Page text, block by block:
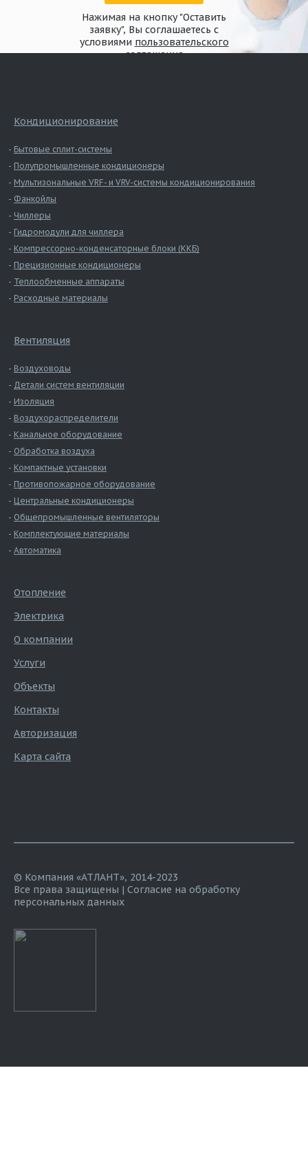
Нажимая на кнопку "Оставить
заявку", Вы соглашаетесь с
условиями пользовательского
соглашения
Кондиционирование
Бытовые сплит-системы
Полупромышленные кондиционеры
Мультизональные VRF- и VRV-системы кондиционирования
Фанкойлы
Чиллеры
Гидромодули для чиллера
Компрессорно-конденсаторные блоки (ККБ)
Прецизионные кондиционеры
Теплообменные аппараты
Расходные материалы
Вентиляция
Воздуховоды
Детали систем вентиляции
Изоляция
Воздухораспределители
Канальное оборудование
Обработка воздуха
Компактные установки
Противопожарное оборудование
Центральные кондиционеры
Общепромышленные вентиляторы
Комплектующие материалы
Автоматика
Отопление
Электрика
О компании
Услуги
Объекты
Контакты
Авторизация
Карта сайта
© Компания «АТЛАНТ», 2014-2023
Все права защищены | Согласие на обработку
персональных данных